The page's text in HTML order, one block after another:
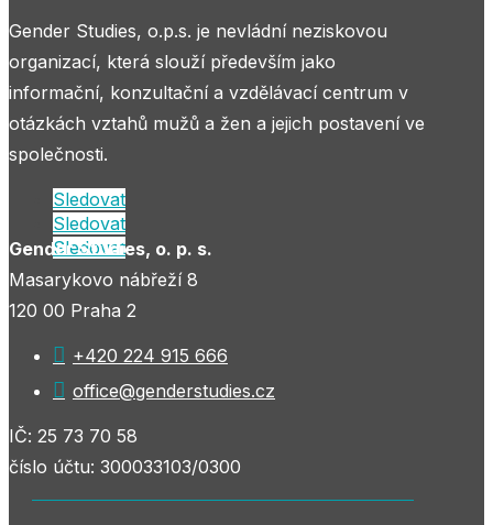
Gender Studies, o.p.s. je nevládní neziskovou
organizací, která slouží především jako
informační, konzultační a vzdělávací centrum v
otázkách vztahů mužů a žen a jejich postavení ve
společnosti.
Sledovat
Sledovat
Sledovat
Gender Studies, o. p. s.
Masarykovo nábřeží 8
120 00 Praha 2
 +420 224 915 666
 office@genderstudies.cz
IČ: 25 73 70 58
číslo účtu: 300033103/0300